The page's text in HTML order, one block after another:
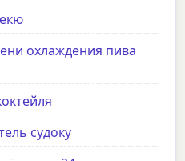
охлаждения пива
судоку